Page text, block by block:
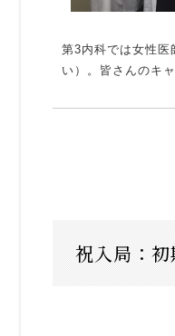
第3内科では女性医
い）。皆さんのキ
祝入局：初